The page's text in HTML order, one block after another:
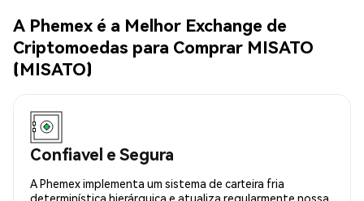
A Phemex é a Melhor Exchange de
Criptomoedas para Comprar MISATO
(MISATO)
Confiavel e Segura
A Phemex implementa um sistema de carteira fria
determinística hierárquica e atualiza regularmente nossa